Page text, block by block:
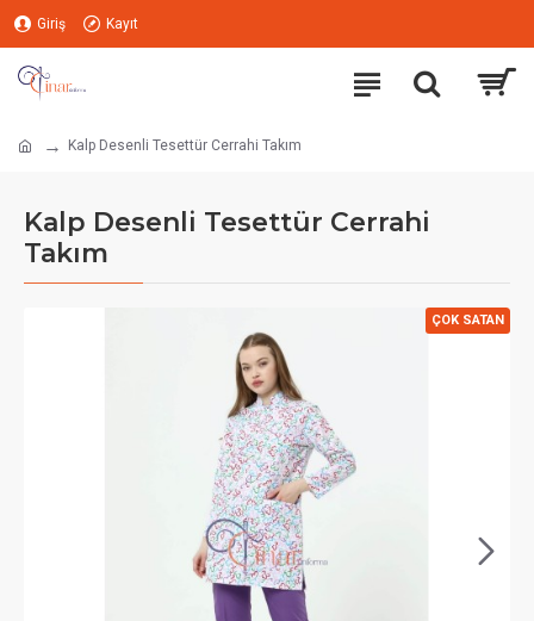
Giriş Kayıt
Kalp Desenli Tesettür Cerrahi Takım
Kalp Desenli Tesettür Cerrahi
Takım
ÇOK SATAN